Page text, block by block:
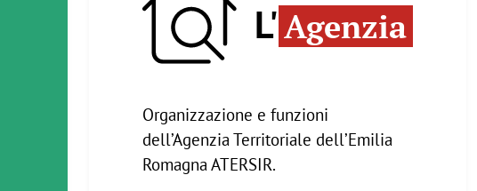
L'Agenzia
Organizzazione e funzioni
dell’Agenzia Territoriale dell’Emilia
Romagna ATERSIR.